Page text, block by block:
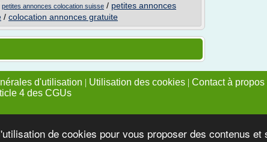
de cookies pour vous proposer des contenus
petites annonces colocation suisse / petites annonces
/ colocation annonces gratuite
d'utilisation | Utilisation des cookies | Contact à
4 des CGUs